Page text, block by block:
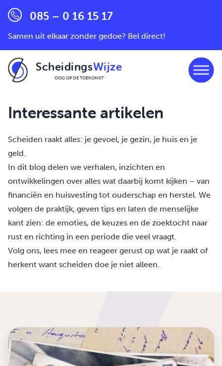
085 – 0 16 15 17
Samen uit elkaar zonder gedoe? Bel direct!
ScheidingsWijze
OOG OP DE TOEKOMST
Interessante artikelen
Scheiden raakt alles: je gevoel, je gezin, je huis en je
geld.
In dit blog delen we verhalen, inzichten en
ontwikkelingen over alles wat daarbij komt kijken – van
financiën en huisvesting tot ouderschap en herstel. We
volgen de praktijk, geven tips en laten de menselijke
kant zien: de emoties, de keuzes en de zoektocht naar
rust en richting in een periode die veel vraagt.
Volg ons, lees mee en reageer gerust op wat je raakt of
herkent want scheiden doe je niet alleen.